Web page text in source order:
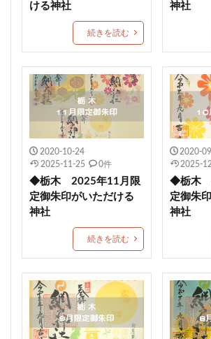
日出若宮八幡宮 年越限定御朱印
猫の日限定御朱印 子授 玉作湯神
厚真神社 穂高神社 神炊館神社
隠津島神社 花巻神社 手稲神社
西成 生根神社 群馬県護国神社
茅の輪御朱
浄化 再起復活 土佐神社 観
ペット祈願 資格合格 豊満神社
普天満宮 小平潟天
武田神社 芳賀天満宮 日本三大
ストーンサークル 淡嶋神社 厄
於菊稲荷神社 カラフル 1日枚数
浅草神社 素鵞神社 眞田神社
伊豫豆比古命神社 天之宮 二柱
賀茂別雷神社 岡田神社（岡田宮）
ける神社
続きを読む
神社
2020-10-24
2025-11-25
0件
◆栃木 2025年11月限
定御朱印がいただける
神社
続きを読む
2020-
2025-
◆栃木
定御朱
神社